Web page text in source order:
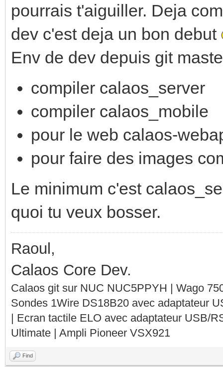
pourrais t'aiguiller. Deja
dev c'est deja un bon debut
Env de dev depuis git
compiler calaos_server
compiler calaos_mobile
pour le web calaos-
pour faire des images
Le minimum c'est
quoi tu veux bosser.
Raoul,
Calaos Core Dev.
Calaos git sur NUC NUC5PPYH | Wago
Sondes 1Wire DS18B20 avec adaptateur
| Ecran tactile ELO avec adaptateur USB/
Ultimate | Ampli Pioneer VSX921
Find